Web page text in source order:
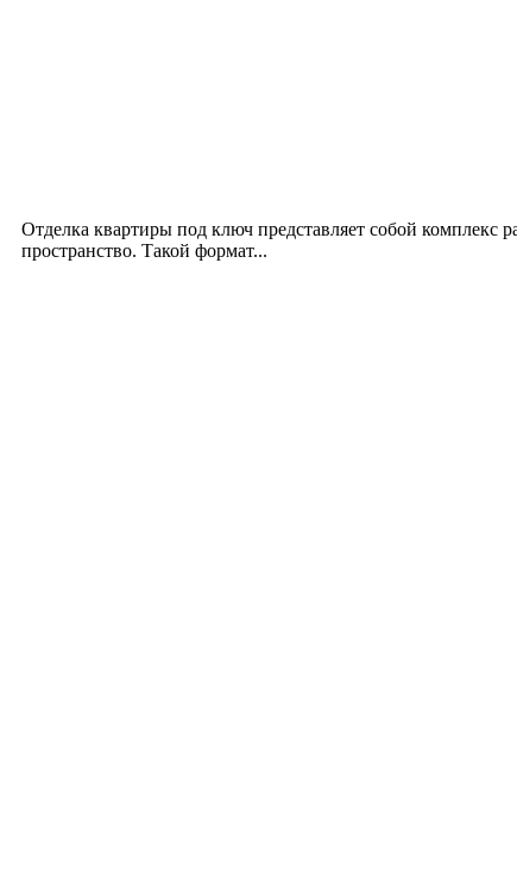
Отделка квартиры под ключ представляет собой
пространство. Такой формат...